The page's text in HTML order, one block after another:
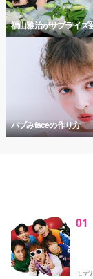
福山雅治がサプライズ
バブみfaceの作り方
01
モデ